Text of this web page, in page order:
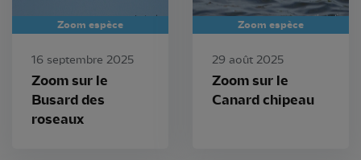
Zoom espèce
16 septembre 2025
Zoom sur le
Busard des
roseaux
Zoom espèce
29 août 2025
Zoom sur le
Canard chipeau